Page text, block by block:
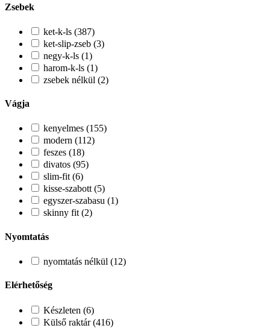
Zsebek
ket-k-ls (387)
ket-slip-zseb (3)
negy-k-ls (1)
harom-k-ls (1)
zsebek nélkül (2)
Vágja
kenyelmes (155)
modern (112)
feszes (18)
divatos (95)
slim-fit (6)
kisse-szabott (5)
egyszer-szabasu (1)
skinny fit (2)
Nyomtatás
nyomtatás nélkül (12)
Elérhetőség
Készleten (6)
Külső raktár (416)